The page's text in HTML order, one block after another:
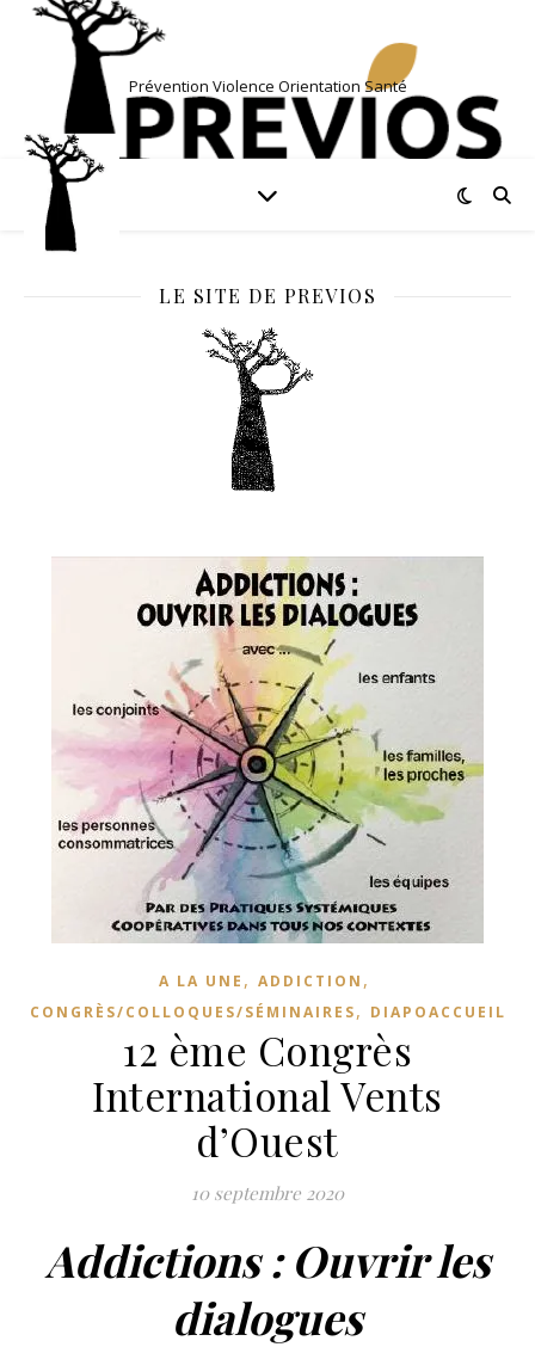
Prévention Violence Orientation Santé
LE SITE DE PREVIOS
A LA UNE , ADDICTION ,
CONGRÈS/COLLOQUES/SÉMINAIRES, DIAPOACCUEIL
12 ème Congrès
International Vents
d’Ouest
10 septembre 2020
Addictions : Ouvrir les
dialogues